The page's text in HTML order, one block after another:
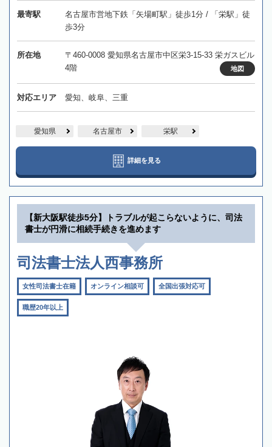
最寄駅
名古屋市営地下鉄「矢場町駅」徒歩1分 / 「栄駅」徒
歩3分
所在地
〒460-0008 愛知県名古屋市中区栄3-15-33 栄ガスビル
4階
地図
対応エリア 愛知、岐阜、三重
愛知県 名古屋市 栄駅
詳細を見る
【新大阪駅徒歩5分】トラブルが起こらないように、司法
書士が円滑に相続手続きを進めます
司法書士法人西事務所
女性司法書士在籍 オンライン相談可 全国出張対応可
職歴20年以上